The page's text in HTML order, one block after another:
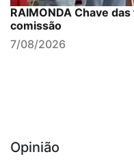
RAIMONDA Chave
comissão
7/08/2026
Opinião